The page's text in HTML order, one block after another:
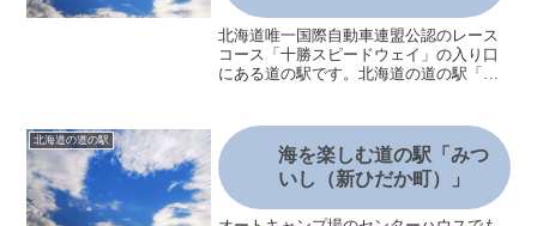
北海道唯一国際自動車連盟公認のレース
コース「十勝スピードウェイ」の入り口
にある道の駅です。北海道の道の駅「さ
リーパーク」も近くにあります。基本情
報住所〒089-1573...
北海道の道の駅
海を楽しむ道の駅「みつ
いし（新ひだか町）」